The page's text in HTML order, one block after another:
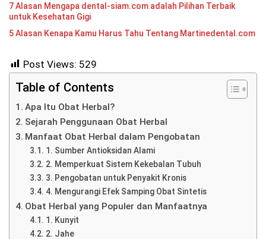
7 Alasan Mengapa dental-siam.com adalah Pilihan Terbaik
untuk Kesehatan Gigi
5 Alasan Kenapa Kamu Harus Tahu Tentang Martinedental.com
Post Views: 529
Table of Contents
Apa Itu Obat Herbal?
Sejarah Penggunaan Obat Herbal
Manfaat Obat Herbal dalam Pengobatan
1. Sumber Antioksidan Alami
2. Memperkuat Sistem Kekebalan Tubuh
3. Pengobatan untuk Penyakit Kronis
4. Mengurangi Efek Samping Obat Sintetis
Obat Herbal yang Populer dan Manfaatnya
1. Kunyit
2. Jahe